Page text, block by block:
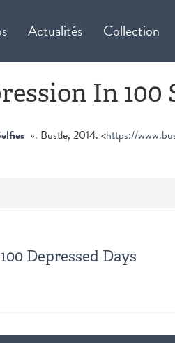
Actualités Collection
In 100
». Bustle, 2014. <https://
Depressed Days